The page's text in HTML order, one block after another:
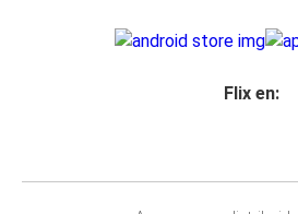
Flix en: